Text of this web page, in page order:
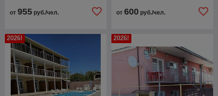
от 955 руб./чел. от 600 руб./чел.
2026! 2026!